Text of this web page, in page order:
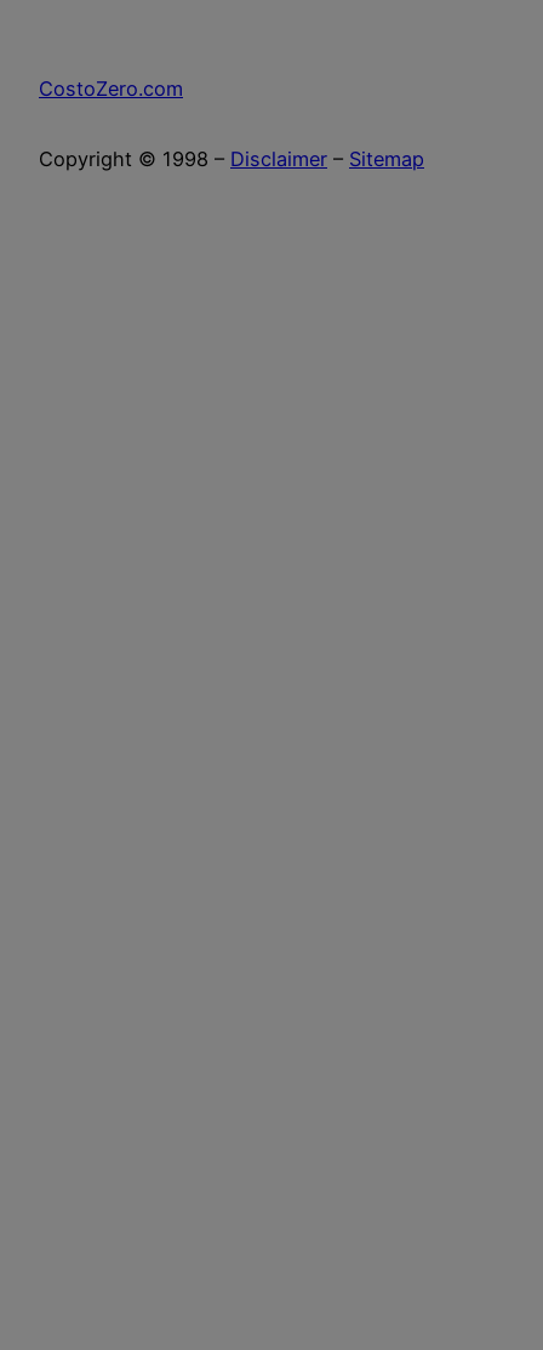
CostoZero.com
Copyright © 1998 – Disclaimer – Sitemap